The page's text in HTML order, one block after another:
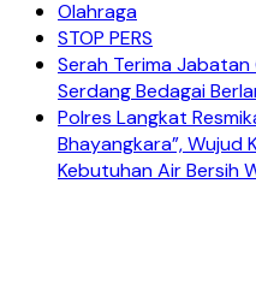
Olahraga
STOP PERS
Serah Terima
Serdang Bedagai
Polres Langkat
Bhayangkara”, Wujud
Kebutuhan Air Bersih